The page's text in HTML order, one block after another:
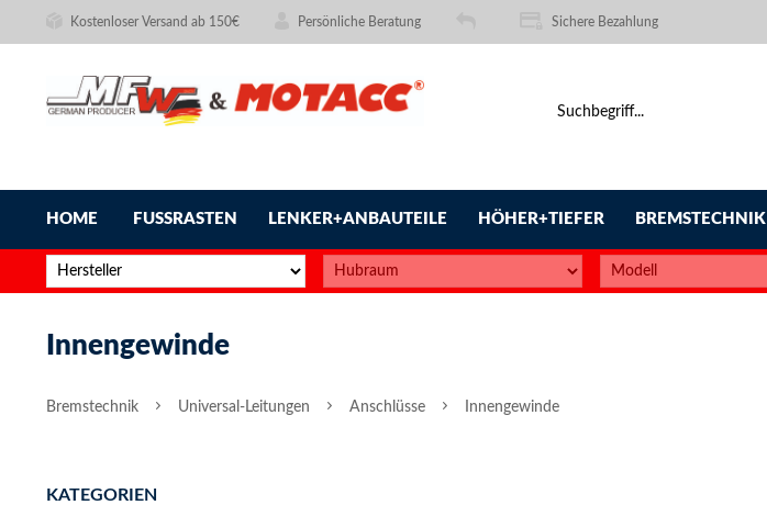
Kostenloser Versand ab 150€ Persönliche Beratung Sichere Bezahlung
HOME FUSSRASTEN LENKER+ANBAUTEILE HÖHER+TIEFER BREMSTECHNIK
Innengewinde
Bremstechnik Universal-Leitungen Anschlüsse Innengewinde
KATEGORIEN